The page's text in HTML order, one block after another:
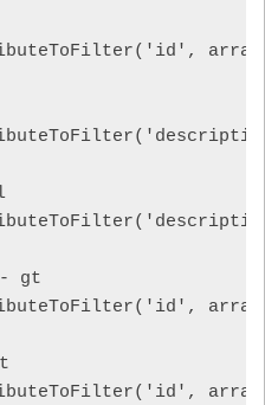
- gt
lt